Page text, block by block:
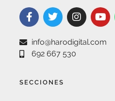
info@harodigital.com
692 667 530
SECCIONES